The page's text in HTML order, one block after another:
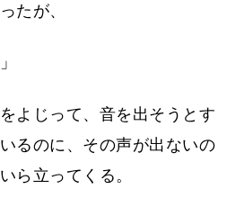
たが、
よじって、音を出そうとす
るのに、その声が出ないの
ら立ってくる。